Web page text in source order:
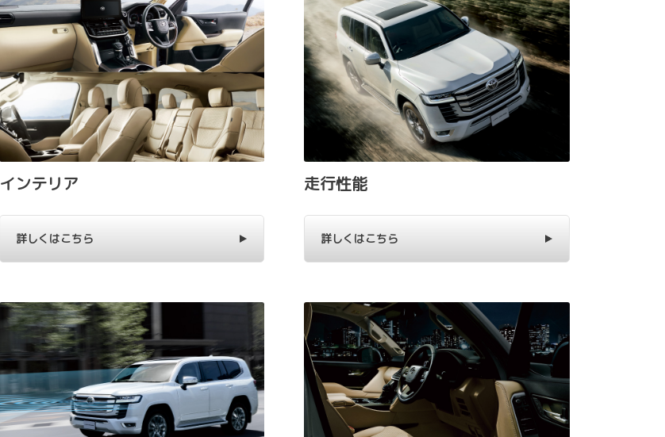
インテリア
詳しくはこちら
走行性能
詳しくはこちら